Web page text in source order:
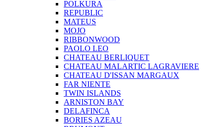
POLKURA
REPUBLIC
MATEUS
MOJO
RIBBONWOOD
PAOLO LEO
CHATEAU BERLIQUET
CHATEAU MALARTIC LAGRAVIERE
CHATEAU D'ISSAN MARGAUX
FAR NIENTE
TWIN ISLANDS
ARNISTON BAY
DELAFINCA
BORIES AZEAU